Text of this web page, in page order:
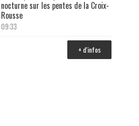
nocturne sur les pentes de la Croix-
Rousse
09:33
+ d'infos